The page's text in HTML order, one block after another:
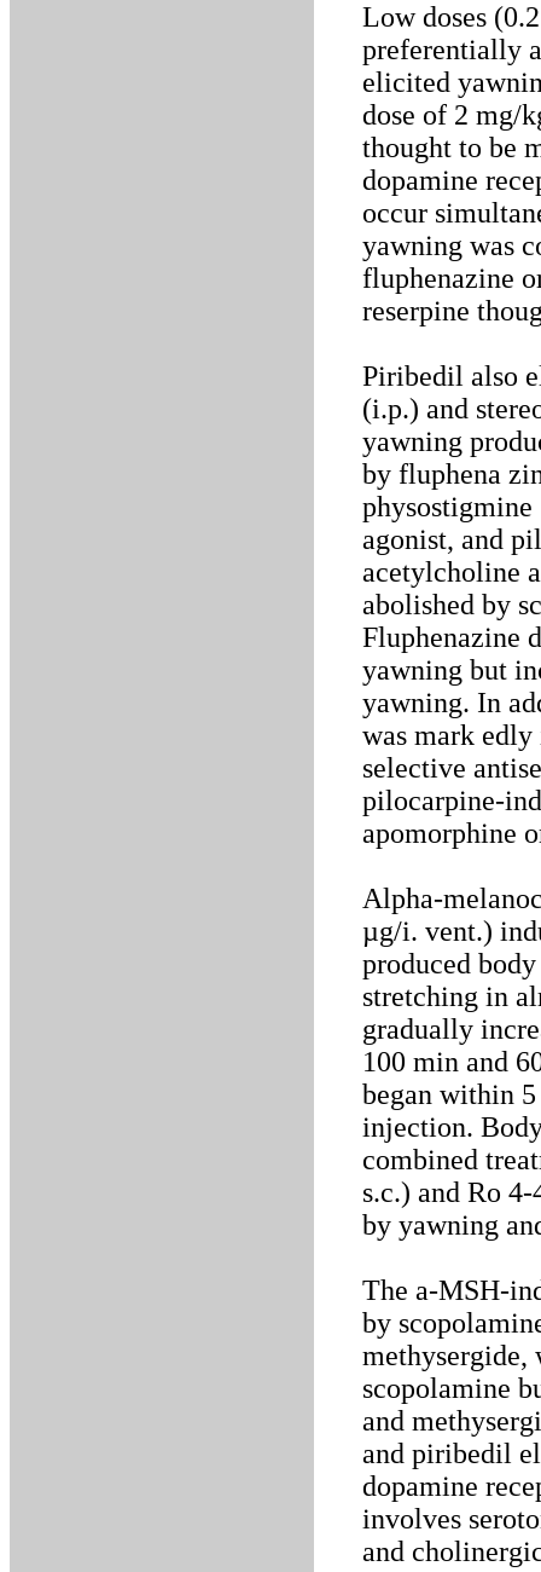
Low doses
preferentially
elicited
dose of 2 mg/
thought to be
dopamine
occur
yawning was
fluphenazine
reserpine
Piribedil also
(i.p.) and
yawning
by fluphena
agonist, and
acetylcholine
abolished by
Fluphenazine
yawning but
yawning. In
was mark
selective
pilocarpine-
apomorphine
Alpha-
µg/i. vent.)
produced
stretching in
gradually
100 min and
began within
injection.
combined
s.c.) and Ro
by yawning
The a-MSH-
by
methysergide,
scopolamine
and
and piribedil
dopamine
involves
and